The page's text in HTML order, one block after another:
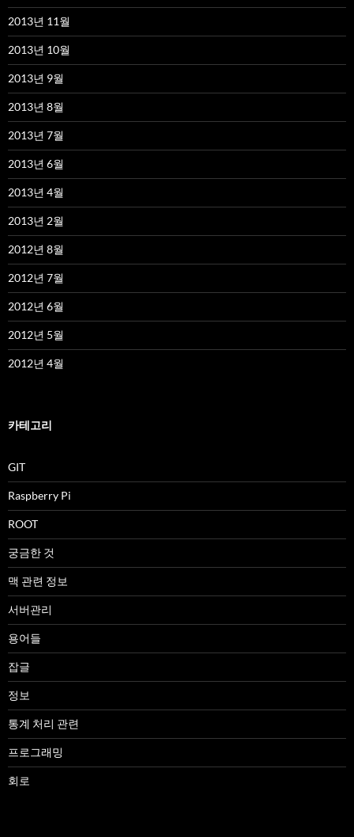
2013년 11월
2013년 10월
2013년 9월
2013년 8월
2013년 7월
2013년 6월
2013년 4월
2013년 2월
2012년 8월
2012년 7월
2012년 6월
2012년 5월
2012년 4월
카테고리
GIT
Raspberry Pi
ROOT
궁금한 것
맥 관련 정보
서버관리
용어들
잡글
정보
통계 처리 관련
프로그래밍
회로